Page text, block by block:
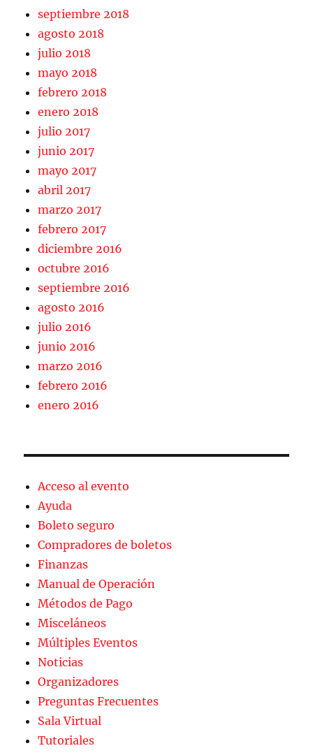
septiembre 2018
agosto 2018
julio 2018
mayo 2018
febrero 2018
enero 2018
julio 2017
junio 2017
mayo 2017
abril 2017
marzo 2017
febrero 2017
diciembre 2016
octubre 2016
septiembre 2016
agosto 2016
julio 2016
junio 2016
marzo 2016
febrero 2016
enero 2016
Acceso al evento
Ayuda
Boleto seguro
Compradores de boletos
Finanzas
Manual de Operación
Métodos de Pago
Misceláneos
Múltiples Eventos
Noticias
Organizadores
Preguntas Frecuentes
Sala Virtual
Tutoriales